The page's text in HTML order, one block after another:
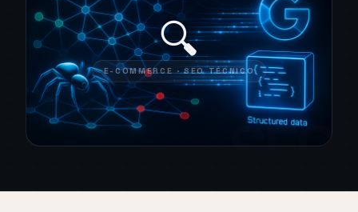
🔍
E-COMMERCE · SEO TÉCNICO
SEO